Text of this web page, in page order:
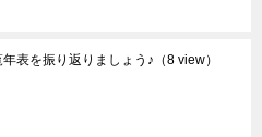
表を振り返りましょう♪ （8 view）